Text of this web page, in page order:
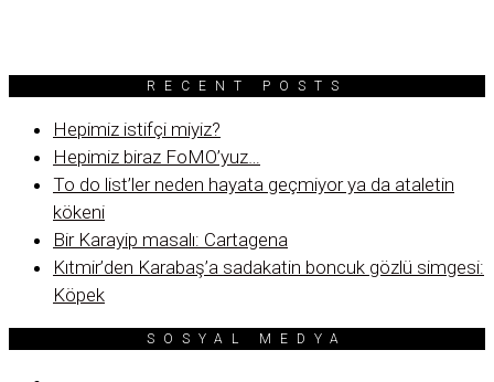
RECENT POSTS
Hepimiz istifçi miyiz?
Hepimiz biraz FoMO’yuz…
To do list’ler neden hayata geçmiyor ya da ataletin
kökeni
Bir Karayip masalı: Cartagena
Kıtmir’den Karabaş’a sadakatin boncuk gözlü simgesi:
Köpek
SOSYAL MEDYA